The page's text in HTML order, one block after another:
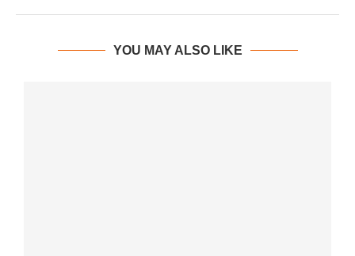
YOU MAY ALSO LIKE